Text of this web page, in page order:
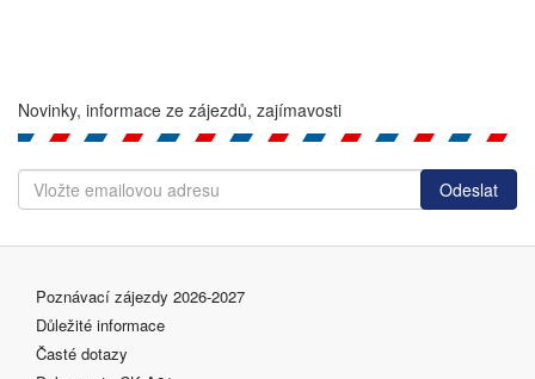
Novinky, informace ze zájezdů, zajímavosti
Poznávací zájezdy 2026-2027
Důležité informace
Časté dotazy